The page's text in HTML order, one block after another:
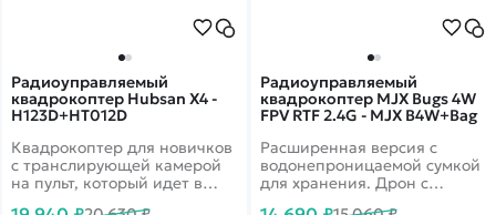
Радиоуправляемый
квадрокоптер Hubsan X4 -
H123D+HT012D
Квадрокоптер для новичков
с транслирующей камерой
на пульт, который идет в
Радиоуправляемый
квадрокоптер MJX Bugs 4W
FPV RTF 2.4G - MJX B4W+Bag
Расширенная версия с
водонепроницаемой сумкой
для хранения. Дрон с